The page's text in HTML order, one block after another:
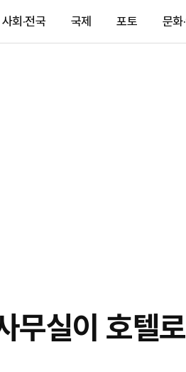
사회·전국 국제 포토 문화
실이 호텔